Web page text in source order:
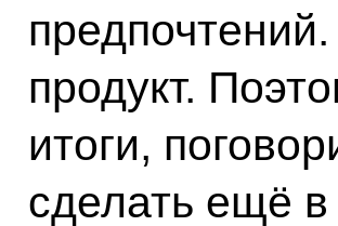
продукт.
итоги,
сделать ещё